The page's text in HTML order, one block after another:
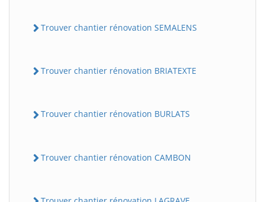
Trouver chantier rénovation SEMALENS
Trouver chantier rénovation BRIATEXTE
Trouver chantier rénovation BURLATS
Trouver chantier rénovation CAMBON